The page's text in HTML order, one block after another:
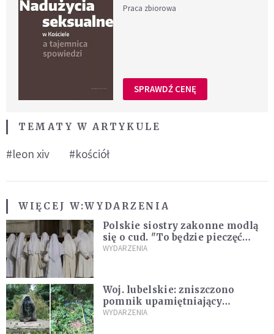
Praca zbiorowa
SPRAWDŹ CENĘ
TEMATY W ARTYKULE
#leon xiv #kościół
WIĘCEJ W:WYDARZENIA
Polskie siostry zakonne modlą
się o cud. "To będzie pieczęć
Pana Boga dla naszej wiary"
WYDARZENIA
Woj. lubelskie: zniszczono
pomnik upamiętniający
żołnierzy UPA. Ambasada
WYDARZENIA